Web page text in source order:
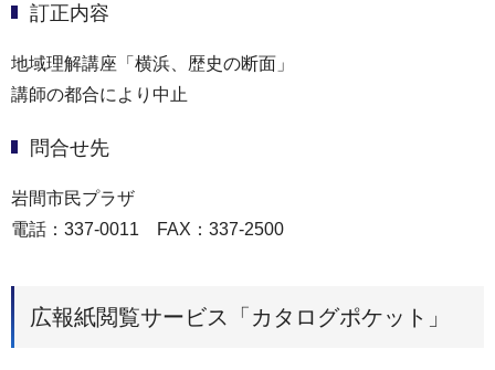
訂正内容
地域理解講座「横浜、歴史の断面」
講師の都合により中止
問合せ先
岩間市民プラザ
電話：337-0011 FAX：337-2500
広報紙閲覧サービス「カタログポケット」